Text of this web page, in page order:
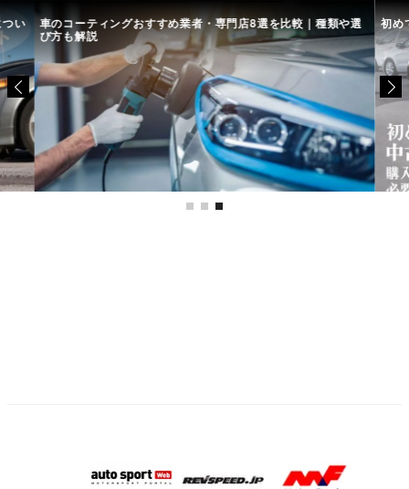
い 車のコーティングおすすめ業者・専門店8選を比較｜種類や選
び方も解説
初め